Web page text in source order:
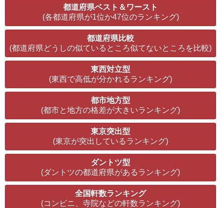
都道府県ベスト＆ワースト
(各都道府県が1位か47位のランキング)
都道府県比較
(都道府県どうしの似ているところ似てないところを比較)
東西対立型
(東西で高低が分かれるランキング)
都市地方型
(都市と地方の格差が大きいランキング)
東京突出型
(東京が突出しているランキング)
ダントツ型
(ダントツの都道府県があるランキング)
全国軒数ランキング
(コンビニ、寺院などの軒数ランキング)